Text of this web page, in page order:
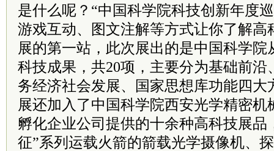
是什么呢？“中国科学院科技创新年度
游戏互动、图文注解等方式让你了解高
展的第一站，此次展出的是中国科学院
科技成果，共20项，主要分为基础前沿
务经济社会发展、国家思想库功能四大
展还加入了中国科学院西安光学精密机
孵化企业公司提供的十余种高科技展品
征”系列运载火箭的箭载光学摄像机、